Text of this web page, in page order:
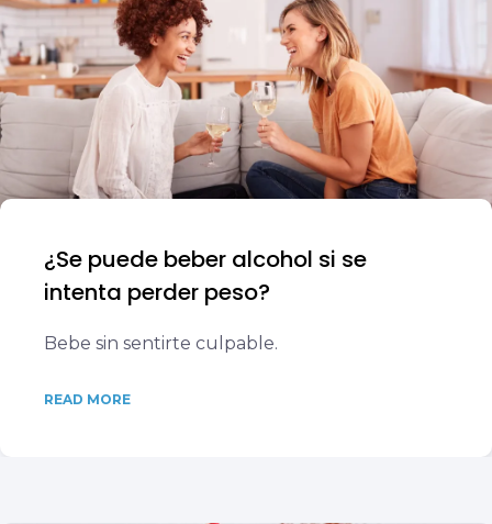
¿Se puede beber alcohol si se
intenta perder peso?
Bebe sin sentirte culpable.
READ MORE